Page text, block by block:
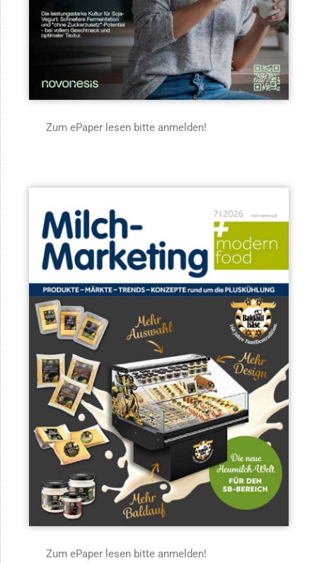
Zum ePaper lesen bitte anmelden!
Zum ePaper lesen bitte anmelden!